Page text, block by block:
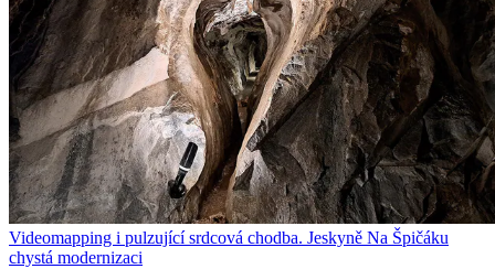
Videomapping i pulzující srdcová chodba. Jeskyně Na Špičáku
chystá modernizaci